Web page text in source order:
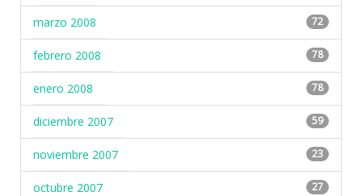
marzo 2008 72
febrero 2008 78
enero 2008 78
diciembre 2007 59
noviembre 2007 23
octubre 2007 27